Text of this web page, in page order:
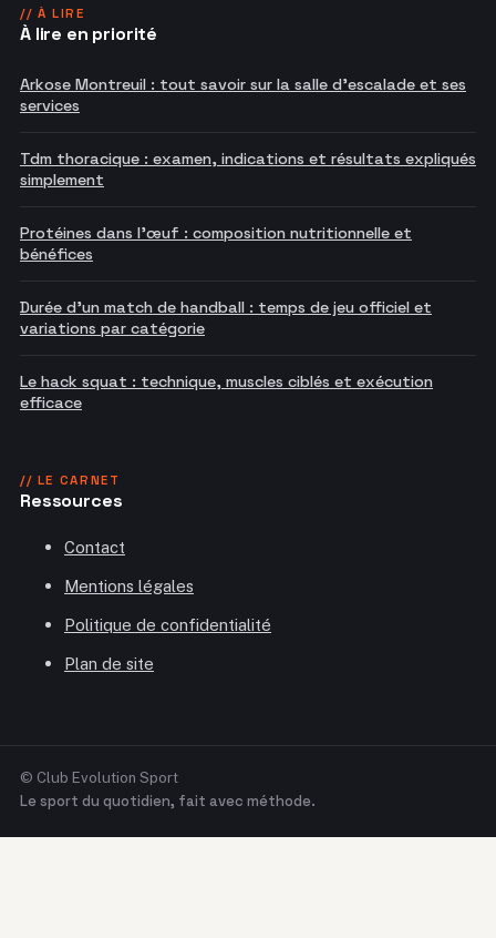
// À LIRE
À lire en priorité
Arkose Montreuil : tout savoir sur la salle d'escalade et ses
services
Tdm thoracique : examen, indications et résultats expliqués
simplement
Protéines dans l'œuf : composition nutritionnelle et
bénéfices
Durée d'un match de handball : temps de jeu officiel et
variations par catégorie
Le hack squat : technique, muscles ciblés et exécution
efficace
// LE CARNET
Ressources
Contact
Mentions légales
Politique de confidentialité
Plan de site
© Club Evolution Sport
Le sport du quotidien, fait avec méthode.